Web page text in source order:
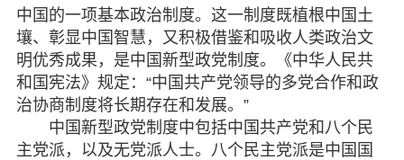
脱贫攻坚
侨海动态
七彩云南
中国的一项基本政治制度。这一制度既植根中国土
壤、彰显中国智慧，又积极借鉴和吸收人类政治文
明优秀成果，是中国新型政党制度。《中华人民共
和国宪法》规定：“中国共产党领导的多党合作和政
治协商制度将长期存在和发展。”
中国新型政党制度中包括中国共产党和八个民
主党派，以及无党派人士。八个民主党派是中国国